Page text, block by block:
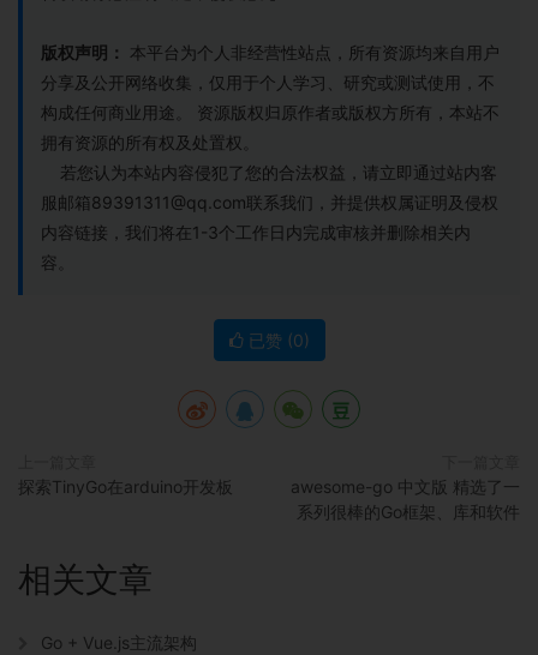
版权声明：
本平台为个人非经营性站点，所有资源均来自用户
分享及公开网络收集，仅用于个人学习、研究或测试使用，不
构成任何商业用途。 资源版权归原作者或版权方所有，本站不
拥有资源的所有权及处置权。
若您认为本站内容侵犯了您的合法权益，请立即通过站内客
服邮箱89391311@qq.com联系我们，并提供权属证明及侵权
内容链接，我们将在1-3个工作日内完成审核并删除相关内
容。
已赞 (0)
探索TinyGo在arduino开发板
awesome-go 中文版 精选了一
系列很棒的Go框架、库和软件
相关文章
Go + Vue.js主流架构